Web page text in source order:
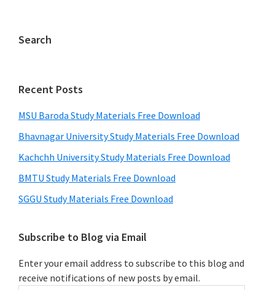
Search
Recent Posts
MSU Baroda Study Materials Free Download
Bhavnagar University Study Materials Free Download
Kachchh University Study Materials Free Download
BMTU Study Materials Free Download
SGGU Study Materials Free Download
Subscribe to Blog via Email
Enter your email address to subscribe to this blog and
receive notifications of new posts by email.